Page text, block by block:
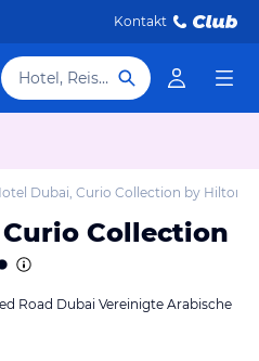
Kontakt
Hotel, Reiseziel
Dubai, Curio Collection by Hilton
Collection
Road Dubai Vereinigte Arabische